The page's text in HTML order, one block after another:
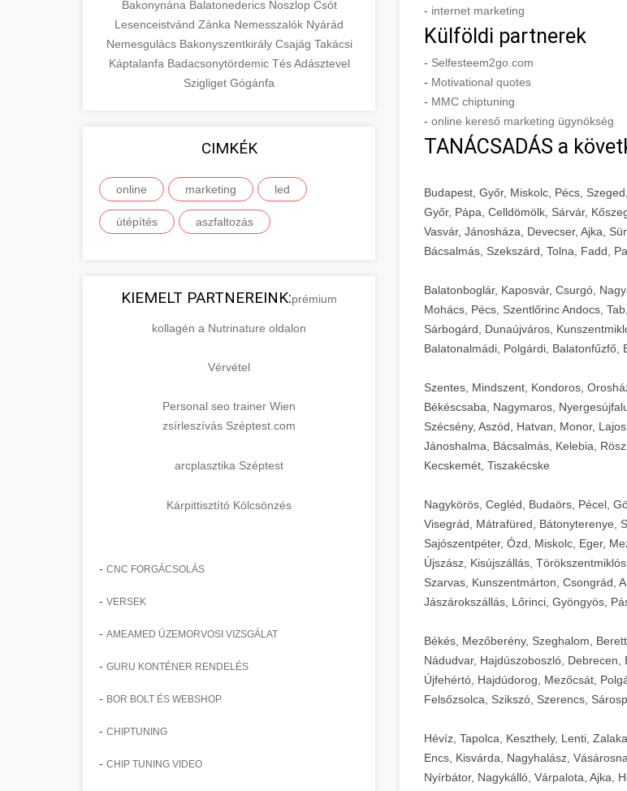
Bakonynána Balatonederics Noszlop Csót
Lesenceistvánd Zánka Nemesszalók Nyárád
Nemesgulács Bakonyszentkirály Csajág Takácsi
Káptalanfa Badacsonytördemic TésAdásztevel
Szigliget Gógánfa
CIMKÉK
online marketing led
útépítés aszfaltozás
KIEMELT PARTNEREINK:prémium
kollagén a Nutrinature oldalon
Vérvétel
Personal seo trainer Wien
zsírleszívás Széptest.com
arcplasztika Széptest
Kárpittisztító Kölcsönzés
- CNC FORGÁCSOLÁS
- VERSEK
- AMEAMED ÜZEMORVOSI VIZSGÁLAT
- GURU KONTÉNER RENDELÉS
- BOR BOLT ÉS WEBSHOP
- CHIPTUNING
- CHIP TUNING VIDEO
- internet marketing
Külföldi partnerek
- Selfesteem2go.com
- Motivational quotes
- MMC chiptuning
- online kereső marketing ügynökség
TANÁCSADÁS a
Budapest, Győr, Miskolc, Pécs,
Győr, Pápa, Celldömölk, Sárvár,
Vasvár, Jánosháza, Devecser, Ajka,
Bácsalmás, Szekszárd, Tolna, Fadd,
Balatonboglár, Kaposvár, Csurgó,
Mohács, Pécs, Szentlőrinc Andocs,
Sárbogárd, Dunaújváros,
Balatonalmádi, Polgárdi, Balatonfűzfő,
Szentes, Mindszent, Kondoros,
Békéscsaba, Nagymaros,
Szécsény, Aszód, Hatvan, Monor,
Jánoshalma, Bácsalmás, Kelebia,
Kecskemét, Tiszakécske
Nagykörös, Cegléd, Budaörs, Pécel,
Visegrád, Mátrafüred, Bátonyterenye,
Sajószentpéter, Ózd, Miskolc, Eger,
Újszász, Kisújszállás,
Szarvas, Kunszentmárton, Csongrád,
Jászárokszállás, Lőrinci, Gyöngyös,
Békés, Mezőberény, Szeghalom,
Nádudvar, Hajdúszoboszló,
Újfehértó, Hajdúdorog, Mezőcsát,
Felsőzsolca, Szikszó, Szerencs,
Hévíz, Tapolca, Keszthely, Lenti,
Encs, Kisvárda, Nagyhalász,
Nyírbátor, Nagykálló, Várpalota, Ajka,